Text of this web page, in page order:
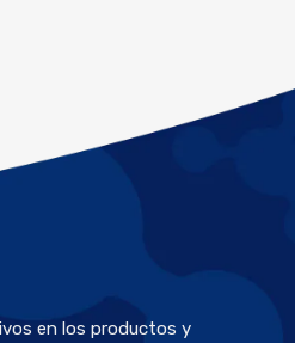
en los productos y